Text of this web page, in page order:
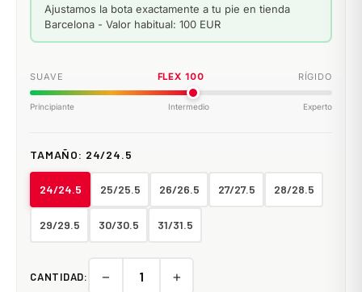
Ajustamos la bota exactamente a tu pie en tienda
Barcelona - Valor habitual: 100 EUR
SUAVE FLEX 100 RÍGIDO
Principiante Intermedio Experto
TAMAÑO: 24/24.5
24/24.5 25/25.5 26/26.5 27/27.5 28/28.5
29/29.5 30/30.5 31/31.5
CANTIDAD: − +